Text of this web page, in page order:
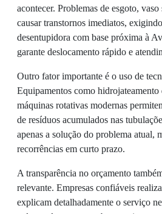
acontecer. Problemas de esgoto,
causar transtornos imediatos,
desentupidora com base próxima à
garante deslocamento rápido e
Outro fator importante é o uso de
Equipamentos como hidrojateamento
máquinas rotativas modernas
de resíduos acumulados nas
apenas a solução do problema atual,
recorrências em curto prazo.
A transparência no orçamento
relevante. Empresas confiáveis
explicam detalhadamente o serviço